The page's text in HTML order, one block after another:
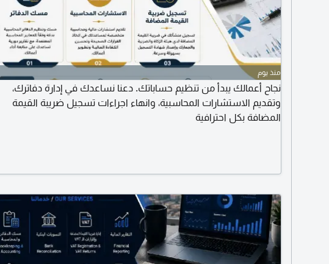
منذ يوم
نجاح أعمالك يبدأ من تنظيم حساباتك. دعنا نساعدك في إدارة دفاترك،
وتقديم الاستشارات المحاسبية، وانهاء اجراءات تسجيل ضريبة القيمة
المضافة بكل احترافية